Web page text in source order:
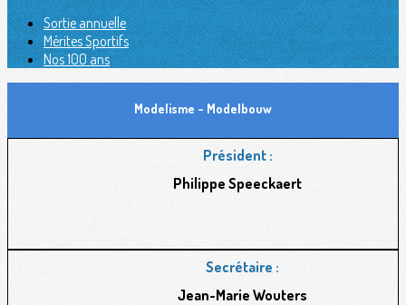
Sortie annuelle
Mérites Sportifs
Nos 100 ans
Modelisme - Modelbouw
Président :
Philippe Speeckaert
Secrétaire :
Jean-Marie Wouters